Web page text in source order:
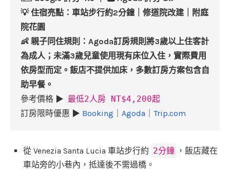
💡 住宿亮點：車站步行約2分鐘｜修道院改建｜附庭
院花園
👶 親子同住規則：Agoda訂房規則將3歲以上住客計
為成人；未滿3歲兒童使用現有床位入住，實際費用
依房型而定。飯店不提供加床，多數訂房方案包含自
助早餐。
參考價格 ▶ 最低2人房 NT$4,200起
訂房限時優惠 ▶ Booking Agoda Trip.com
從 Venezia Santa Lucia 車站步行約 2分鐘 ，飯店藏在
車站旁的小巷內，抵達後不需過橋。